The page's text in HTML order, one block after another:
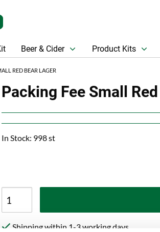
Beer & Cider Product Kits
RED BEAR LAGER
Packing Fee Small
In Stock: 998 st
Shipping within 1-3 working days